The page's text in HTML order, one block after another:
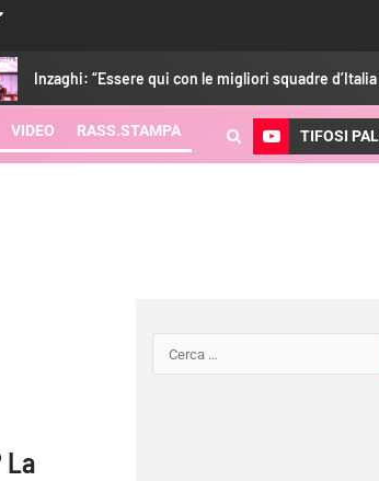
“Essere qui con le migliori squadre d’Italia fa capire
VIDEO RASS.STAMPA TIFOSI
La